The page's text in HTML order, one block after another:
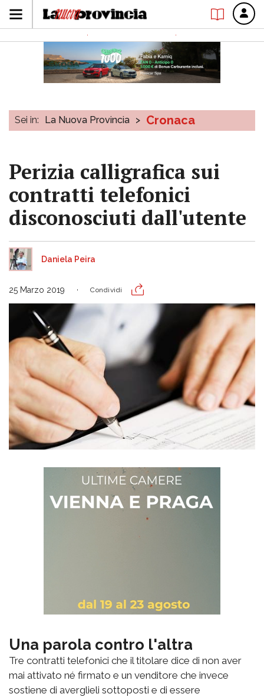
Sei in: La Nuova Provincia > Cronaca
Perizia calligrafica sui
contratti telefonici
disconosciuti dall'utente
Daniela Peira
25 Marzo 2019 Condividi
Una parola contro l'altra
Tre contratti telefonici che il titolare dice di non aver
mai attivato né firmato e un venditore che invece
sostiene di averglieli sottoposti e di essere